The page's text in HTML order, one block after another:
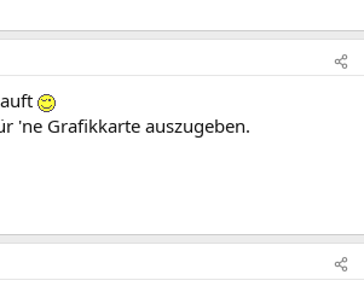
'ne Grafikkarte auszugeben.